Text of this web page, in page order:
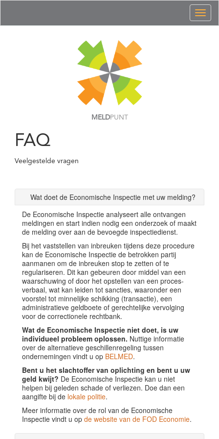
MELDPUNT
FAQ
Veelgestelde vragen
Wat doet de Economische Inspectie met uw melding?
De Economische Inspectie analyseert alle ontvangen
meldingen en start indien nodig een onderzoek of maakt
de melding over aan de bevoegde inspectiedienst.
Bij het vaststellen van inbreuken tijdens deze procedure
kan de Economische Inspectie de betrokken partij
aanmanen om de inbreuken stop te zetten of te
regulariseren. Dit kan gebeuren door middel van een
waarschuwing of door het opstellen van een proces-
verbaal, wat kan leiden tot sancties, waaronder een
voorstel tot minnelijke schikking (transactie), een
administratieve geldboete of gerechtelijke vervolging
voor de correctionele rechtbank.
Wat de Economische Inspectie niet doet, is uw
individueel probleem oplossen. Nuttige informatie
over de alternatieve geschillenregeling tussen
ondernemingen vindt u op BELMED.
Bent u het slachtoffer van oplichting en bent u uw
geld kwijt? De Economische Inspectie kan u niet
helpen bij geleden schade of verliezen. Doe dan een
aangifte bij de lokale politie.
Meer informatie over de rol van de Economische
Inspectie vindt u op de website van de FOD Economie.